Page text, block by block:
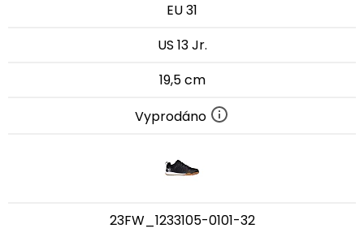
EU 31
US 13 Jr.
19,5 cm
Vyprodáno
23FW_1233105-0101-32